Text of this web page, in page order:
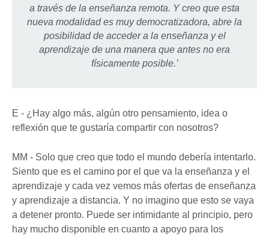
a través de la enseñanza remota. Y creo que esta
nueva modalidad es muy democratizadora, abre la
posibilidad de acceder a la enseñanza y el
aprendizaje de una manera que antes no era
físicamente posible.’
E - ¿Hay algo más, algún otro pensamiento, idea o
reflexión que te gustaría compartir con nosotros?
MM - Solo que creo que todo el mundo debería intentarlo.
Siento que es el camino por el que va la enseñanza y el
aprendizaje y cada vez vemos más ofertas de enseñanza
y aprendizaje a distancia. Y no imagino que esto se vaya
a detener pronto. Puede ser intimidante al principio, pero
hay mucho disponible en cuanto a apoyo para los